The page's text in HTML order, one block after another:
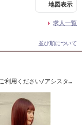
地図表示
求人一覧
並び順について
利用ください/アシスタ